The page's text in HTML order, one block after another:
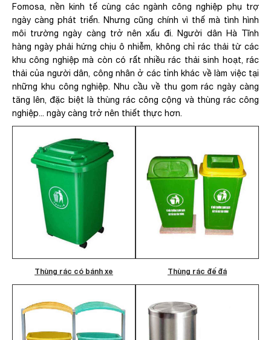
Fomosa, nền kinh tế cùng các ngành công nghiệp phụ trợ
ngày càng phát triển. Nhưng cũng chính vì thế mà tình hình
môi trường ngày càng trở nên xấu đi. Người dân Hà Tĩnh
hàng ngày phải hứng chịu ô nhiễm, không chỉ rác thải từ các
khu công nghiệp mà còn có rất nhiều rác thải sinh hoạt, rác
thải của người dân, công nhân ở các tỉnh khác về làm việc tại
những khu công nghiệp. Nhu cầu về thu gom rác ngày càng
tăng lên, đặc biệt là thùng rác công cộng và thùng rác công
nghiệp... ngày càng trở nên thiết thực hơn.
Thùng rác có bánh xe Thùng rác đế đá